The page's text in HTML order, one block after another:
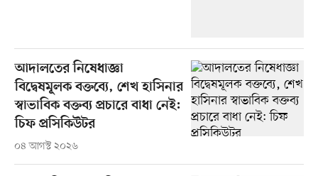
আদালতের নিষেধাজ্ঞা
বিদ্বেষমূলক বক্তব্যে, শেখ হাসিনার
স্বাভাবিক বক্তব্য প্রচারে বাধা নেই:
চিফ প্রসিকিউটর
০৪ আগস্ট ২০২৬